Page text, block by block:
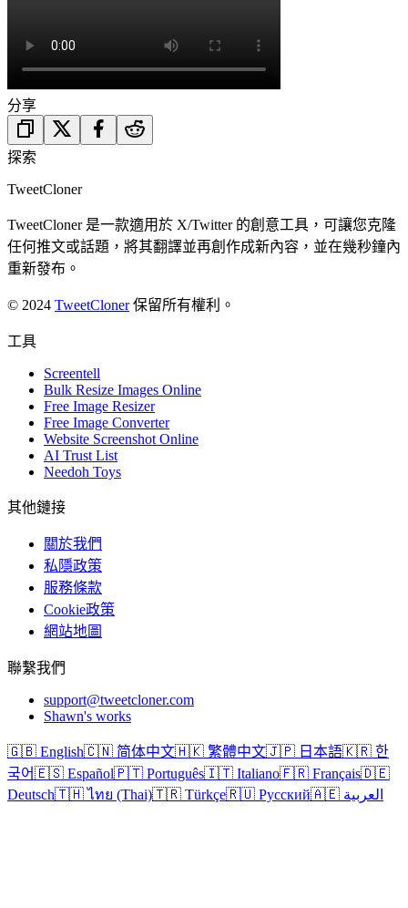
分享
探索
TweetCloner
TweetCloner 是一款適用於 X/Twitter 的創意工具，可讓您克隆
任何推文或話題，將其翻譯並再創作成新內容，並在幾秒鐘內
重新發布。
© 2024 TweetCloner 保留所有權利。
工具
Screentell
Bulk Resize Images Online
Free Image Resizer
Free Image Converter
Website Screenshot Online
AI Trust List
Needoh Toys
其他鏈接
關於我們
私隱政策
服務條款
Cookie政策
網站地圖
聯繫我們
support@tweetcloner.com
Shawn's works
🇬🇧 English🇨🇳 简体中文🇭🇰 繁體中文🇯🇵 日本語🇰🇷 한
국어🇪🇸 Español🇵🇹 Português🇮🇹 Italiano🇫🇷 Français🇩🇪
Deutsch🇹🇭 ไทย (Thai)🇹🇷 Türkçe🇷🇺 Русский 🇦🇪 العربية